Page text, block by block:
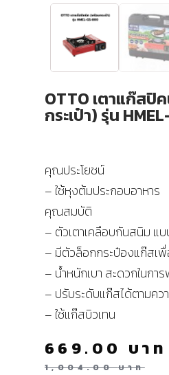
OTTO เตาแก๊สปิ
กระเป๋า) รุ่น
คุณประโยชน์
– ใช้หุงต้มประกอบอาหาร
คุณสมบัติ
– ตัวเตาเคลือบกันสนิม แ
– มีตัวล็อกกระป๋องแก๊สเ
– น้ำหนักเบา สะดวกในกา
– ปรับระดับแก๊สได้ตามคว
– ใช้แก๊สบิวเทน
1,004.00บาท
669.00 บาท